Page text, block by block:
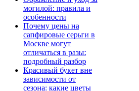
могилой: правила и
особенности
Почему цены на
сапфировые серьги в
Москве могут
отличаться в разы:
подробный разбор
Красивый букет вне
зависимости от
сезона: какие цветы